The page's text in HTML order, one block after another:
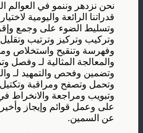
نحن نزدهر وننمو في العوالم
قدراتنا الرائعة واليومية
وتسليط الضوء على وجمع
وتركيب وتركيز وترتيب
وفهرسة وتنقيح واستخلاص
والمعالجة المثالية لـ وفصل
وتضمين وفحص والتمهيد لـ
وتحمل وتصفح ومراقبة
وتبويب ومراجعة والانخراط
على وعمل قوائم وإيجاز
عن السمين.